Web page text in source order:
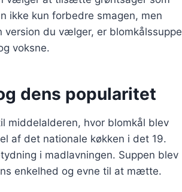
ikke kun forbedre smagen, men
du vælger, er blomkålssuppe
voksne.
dens popularitet
middelalderen, hvor blomkål blev
af det nationale køkken i det 19.
i madlavningen. Suppen blev
enkelhed og evne til at mætte.